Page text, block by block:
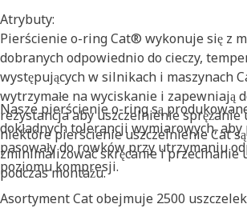
Atrybuty:
Pierścienie o-ring Cat® wykonuje się z
dobranych odpowiednio do cieczy,
występujących w silnikach i maszynach
wytrzymałe na wyciskanie i zapewniają
rezystancja aby uszczelnienie sprężanie
niektóre pierścienie uszczelnienie Cat
zminimalizować skręcanie i przecinanie
podczas montażu.
Nasze pierścienie o-ring są
dokładnych tolerancji wymiarowych,
pasowały do rowków przy utrzymaniu
poziomu kompresji.
Asortyment Cat obejmuje 2500